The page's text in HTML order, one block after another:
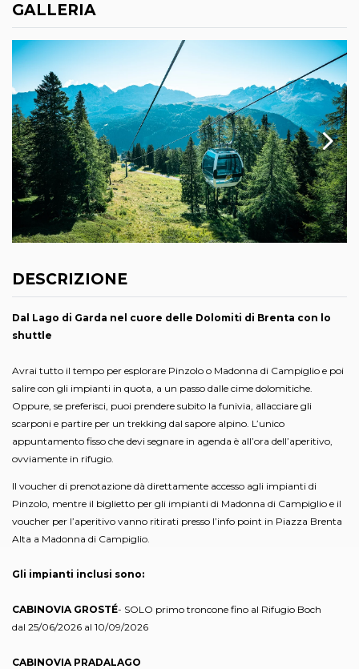
GALLERIA
DESCRIZIONE
Dal Lago di Garda nel cuore delle Dolomiti di Brenta con lo
shuttle
Avrai tutto il tempo per esplorare Pinzolo o Madonna di Campiglio e poi
salire con gli impianti in quota, a un passo dalle cime dolomitiche.
Oppure, se preferisci, puoi prendere subito la funivia, allacciare gli
scarponi e partire per un trekking dal sapore alpino. L’unico
appuntamento fisso che devi segnare in agenda è all’ora dell’aperitivo,
ovviamente in rifugio.
Il voucher di prenotazione dà direttamente accesso agli impianti di
Pinzolo, mentre il biglietto per gli impianti di Madonna di Campiglio e il
voucher per l’aperitivo vanno ritirati presso l’info point in Piazza Brenta
Alta a Madonna di Campiglio.
Gli impianti inclusi sono:
CABINOVIA GROSTÉ- SOLO primo troncone fino al Rifugio Boch
dal 25/06/2026 al 10/09/2026
CABINOVIA PRADALAGO